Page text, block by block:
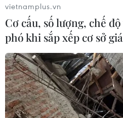
vietnamplus.vn
Cơ cấu, số lượng, chế
phó khi sắp xếp cơ sở